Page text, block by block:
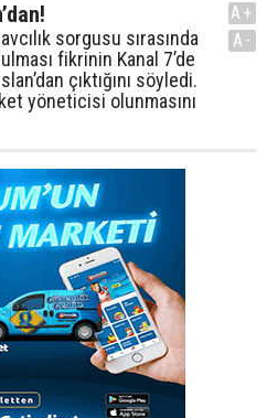
sorgusu sırasında
fikrinin Kanal 7’de
çıktığını söyledi.
yöneticisi olunmasını
A+
A-